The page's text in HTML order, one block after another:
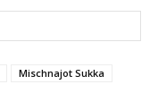
Mischnajot Sukka